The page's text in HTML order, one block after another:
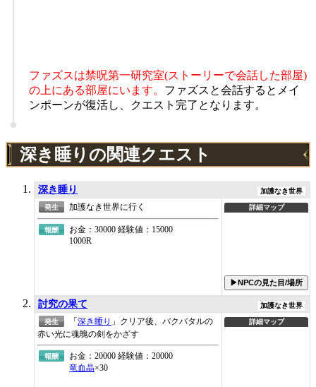
ファズスは禁呪第一研究室(ストーリーで会話した部屋)
の上にある部屋にいます。 ファズスと会話するとメイ
ンポーンが復活し、クエスト完了となります。
深き睡りの関連クエスト
深き睡り 加護なき世界
発生 加護なき世界に行く
報酬
お金：30000 経験値：15000
1000R
詳細マップ
▶NPCの見た目/場所
討究の果て 加護なき世界
発生 「 深き睡り 」クリア後、バクバタルの
赤い光に魂魄の剣をかざす
報酬
お金：20000 経験値：20000
竜血晶×30
詳細マップ